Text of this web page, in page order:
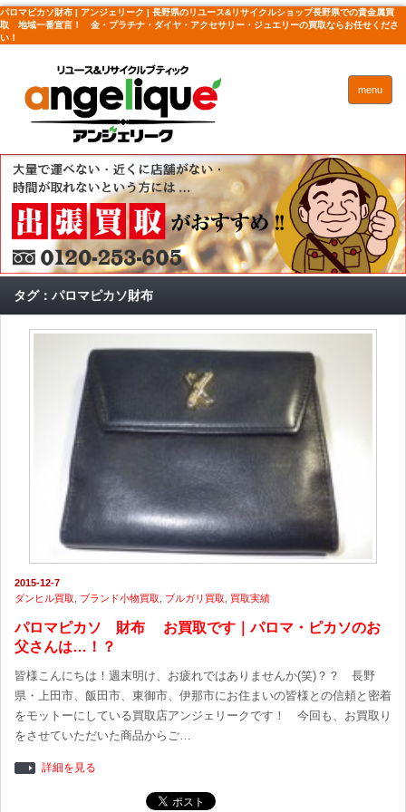
パロマピカソ財布 | アンジェリーク | 長野県のリユース&リサイクルショップ長野県での貴金属買
取 地域一番宣言！ 金・プラチナ・ダイヤ・アクセサリー・ジュエリーの買取ならお任せくださ
い！
menu
タグ：パロマピカソ財布
2015-12-7
ダンヒル買取
ブランド小物買取 ブルガリ買取 買取実績
パロマピカソ 財布 お買取です｜パロマ・ピカソのお
父さんは…！？
皆様こんにちは！週末明け、お疲れではありませんか(笑)？？ 長野
県・上田市、飯田市、東御市、伊那市にお住まいの皆様との信頼と密着
をモットーにしている買取店アンジェリークです！ 今回も、お買取り
をさせていただいた商品からご…
詳細を見る